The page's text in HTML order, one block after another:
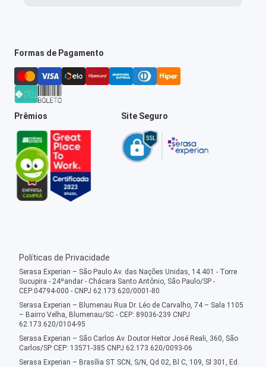
Formas de Pagamento
Prêmios Site Seguro
Políticas de Privacidade
Serasa Experian – São Paulo Av. das Nações Unidas, 14.401 - Torre
Sucupira - 24ºandar - Chácara Santo Antônio, São Paulo/SP -
CEP:04794-000 - CNPJ 62.173.620/0001-80
Serasa Experian – Blumenau Rua Dr. Léo de Carvalho, 74 – Sala 1105
– Bairro Velha, Blumenau/SC - CEP: 89036-239 CNPJ
62.173.620/0104-95
Serasa Experian – São Carlos Av. Doutor Heitor José Reali, 360, São
Carlos/SP CEP: 13571-385 CNPJ 62.173.620/0093-06
Serasa Experian – Brasília ST SCN, S/N, Qd 02, Bl C, 109, Sl 301, Ed.